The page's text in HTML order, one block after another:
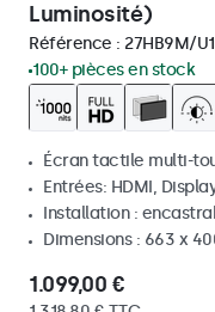
Luminosité)
Référence : 27HB9M/U1
100+ pièces en stock
Écran tactile multi-
Entrées: HDMI,
Installation :
Dimensions : 663 x
1.099,00 €